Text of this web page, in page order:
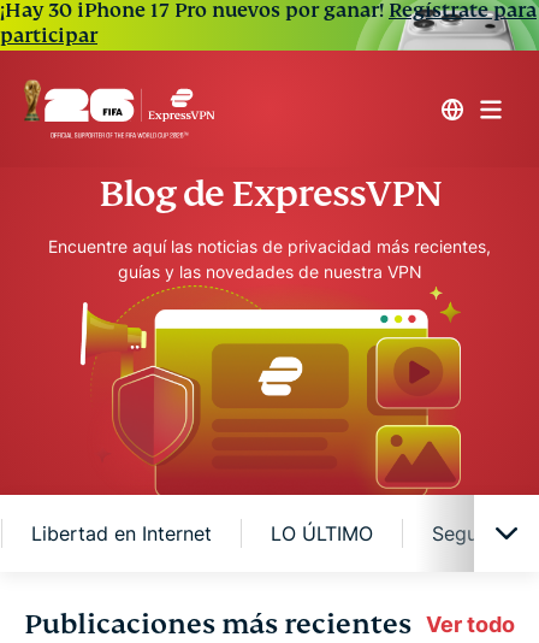
¡Hay 30 iPhone 17 Pro nuevos por ganar!Regístrate para
participar
Blog de ExpressVPN
Encuentre aquí las noticias de privacidad más recientes,
guías y las novedades de nuestra VPN
Libertad en Internet LO ÚLTIMO Seguridad
Ciberseguridad
Publicaciones más recientes Ver todo